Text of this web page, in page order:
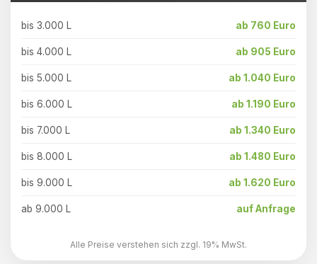
bis 3.000 L ab 760 Euro
bis 4.000 L ab 905 Euro
bis 5.000 L ab 1.040 Euro
bis 6.000 L ab 1.190 Euro
bis 7.000 L ab 1.340 Euro
bis 8.000 L ab 1.480 Euro
bis 9.000 L ab 1.620 Euro
ab 9.000 L auf Anfrage
Alle Preise verstehen sich zzgl. 19% MwSt.